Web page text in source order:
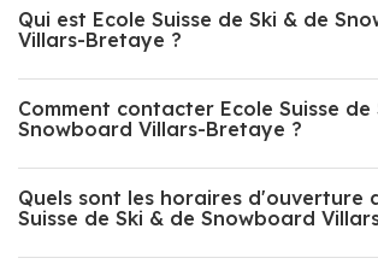
Qui est Ecole Suisse de Ski & de
Villars-Bretaye ?
Comment contacter Ecole Suisse de
Snowboard Villars-Bretaye ?
Quels sont les horaires d'ouverture
Suisse de Ski & de Snowboard